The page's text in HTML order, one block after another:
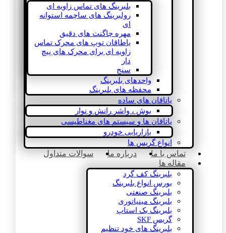
بلبرینگ های تماس زاویه ای
رولبرینگ های ساچمه استوانه
ای
مهره چاگنت های دقیق
یاطاقان توپ های محرک تماس
زاویه ای برای محرک های پیچ
دار
سنج
واحدهای بلبرینگ
محفظه های بلبرینگ
یاتاقان های ساده
بوش ، واشر رانش و نوار
یاتاقان ها و سیستم های مغناطیسی
بازاریابی خودرو
انواع گریس ها
تماس با ما درباره ما
سوالات متداول
مقاله ها
بلبرینگ کف گرد
بورس انواع بلبرینگ
بلبرینگ صنعتی
بلبرینگ مینیاتوری
بلبرینگ بک استاپ
گریس SKF
بلبرینگ های خود تنظیم